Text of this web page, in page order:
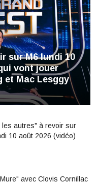
sur M6 lundi 10
vont jouer
et Mac Lesggy
les autres" à revoir sur
10 août 2026 (vidéo)
avec Clovis Cornillac